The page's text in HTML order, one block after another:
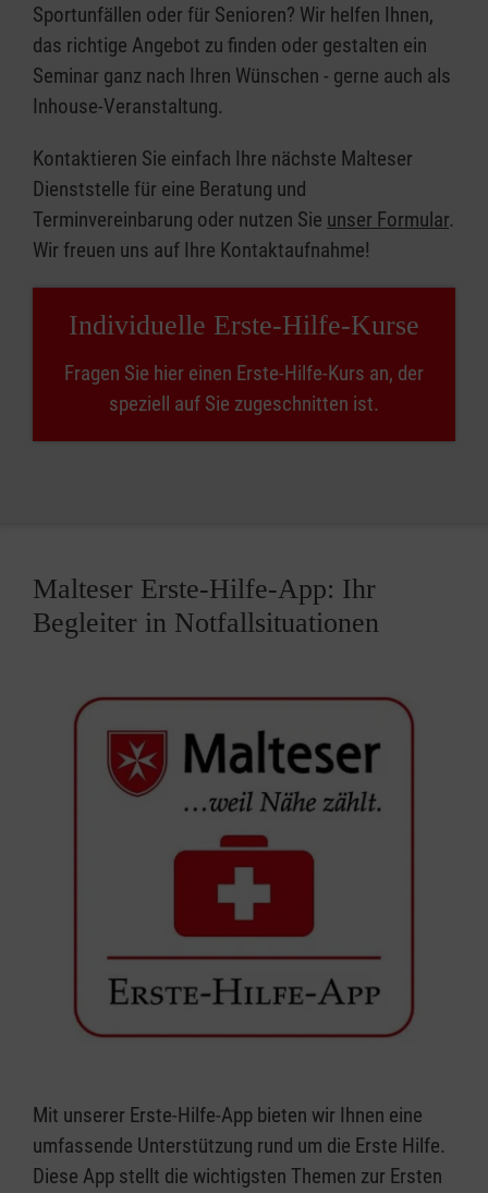
Sportunfällen oder für Senioren? Wir helfen Ihnen,
das richtige Angebot zu finden oder gestalten ein
Seminar ganz nach Ihren Wünschen - gerne auch als
Inhouse-Veranstaltung.
Kontaktieren Sie einfach Ihre nächste Malteser
Dienststelle für eine Beratung und
Terminvereinbarung oder nutzen Sie unser Formular.
Wir freuen uns auf Ihre Kontaktaufnahme!
Individuelle Erste-Hilfe-Kurse
Fragen Sie hier einen Erste-Hilfe-Kurs an, der
speziell auf Sie zugeschnitten ist.
Malteser Erste-Hilfe-App: Ihr
Begleiter in Notfallsituationen
Mit unserer Erste-Hilfe-App bieten wir Ihnen eine
umfassende Unterstützung rund um die Erste Hilfe.
Diese App stellt die wichtigsten Themen zur Ersten